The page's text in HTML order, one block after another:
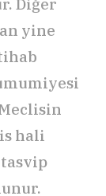
yine
hali